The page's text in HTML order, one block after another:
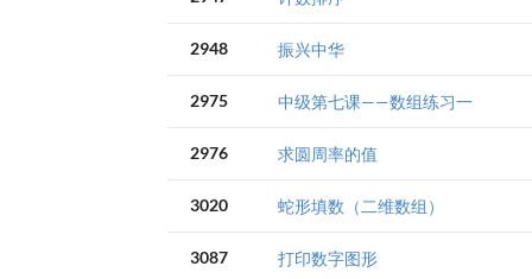
2948 振兴中华
2975 中级第七课——数组练习一
2976 求圆周率的值
3020 蛇形填数（二维数组）
3087 打印数字图形